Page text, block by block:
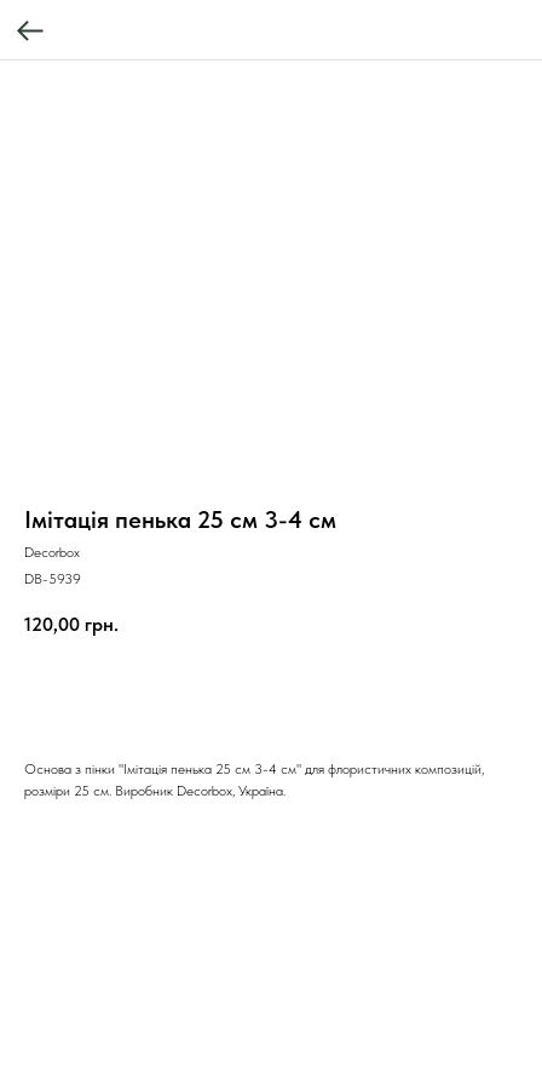
Імітація пенька 25 см 3-4 см
Decorbox
DB-5939
120,00 грн.
Основа з пінки "Імітація пенька 25 см 3-4 см" для флористичних композицій,
розміри 25 см. Виробник Decorbox, Україна.